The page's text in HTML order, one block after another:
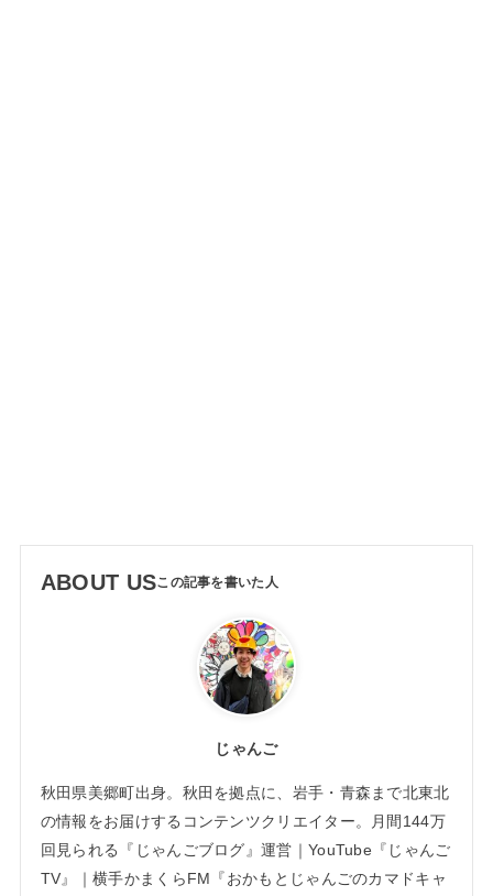
ABOUT US
じゃんご
秋田県美郷町出身。秋田を拠点に、岩手・青森まで北東北
の情報をお届けするコンテンツクリエイター。月間144万
回見られる『じゃんごブログ』運営｜YouTube『じゃんご
TV』｜横手かまくらFM『おかもとじゃんごのカマドキャ